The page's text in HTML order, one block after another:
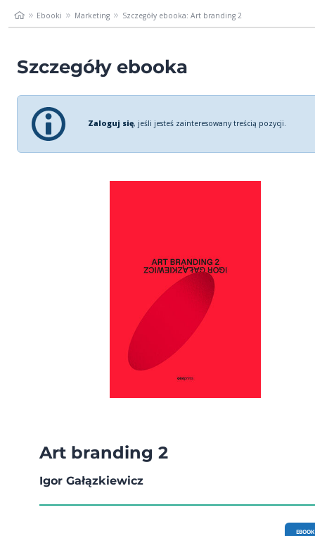
Ebooki Marketing Szczegóły ebooka: Art branding 2
Szczegóły ebooka
Zaloguj się, jeśli jesteś zainteresowany treścią pozycji.
Art branding 2
Igor Gałązkiewicz
EBOOK